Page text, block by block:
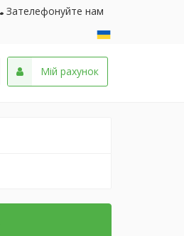
Зателефонуйте нам
Мій рахунок